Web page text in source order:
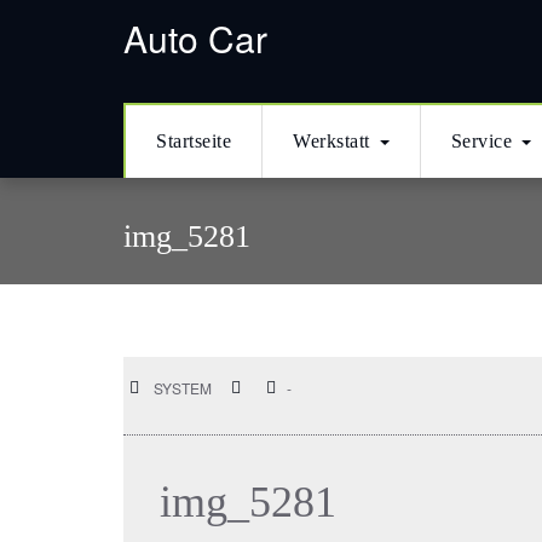
Auto Car
Startseite Werkstatt Service
img_5281
SYSTEM -
img_5281